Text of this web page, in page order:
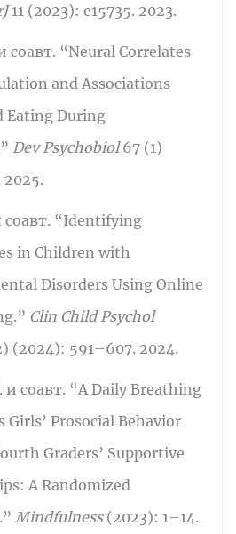
11 (2023): e15735. 2023.
соавт. “Neural Correlates
and Associations
Eating During
Dev Psychobiol67 (1)
соавт. “Identifying
in Children with
Disorders Using Online
Clin Child Psychol
(2024): 591–607. 2024.
и соавт. “A Daily Breathing
Girls’ Prosocial Behavior
Graders’ Supportive
A Randomized
Mindfulness(2023): 1–14.